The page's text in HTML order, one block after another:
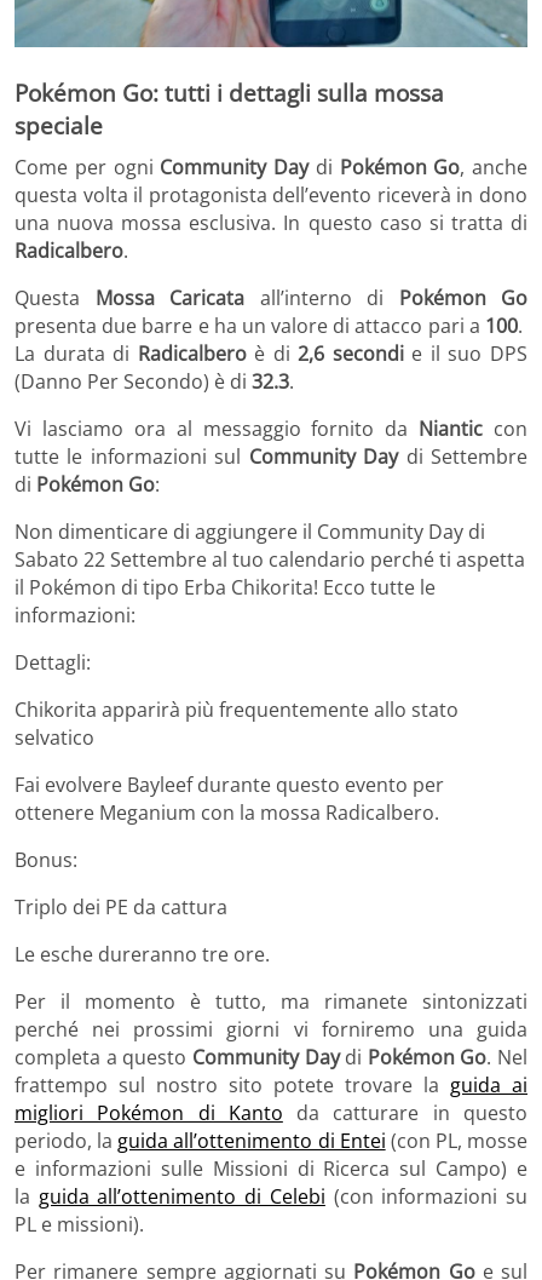
Pokémon Go: tutti i dettagli sulla mossa
speciale
Come per ogni Community Daydi Pokémon Go, anche
questa volta il protagonista dell’evento riceverà in dono
una nuova mossa esclusiva. In questo caso si tratta di
Radicalbero.
Questa Mossa Caricata all’interno di Pokémon Go
presenta due barre e ha un valore di attacco pari a 100.
La durata di Radicalberoè di 2,6 secondie il suo DPS
(Danno Per Secondo) è di 32.3.
Vi lasciamo ora al messaggio fornito da Niantic con
tutte le informazioni sul Community Daydi Settembre
di Pokémon Go:
Non dimenticare di aggiungere il Community Day di
Sabato 22 Settembre al tuo calendario perché ti aspetta
il Pokémon di tipo Erba Chikorita! Ecco tutte le
informazioni:
Dettagli:
Chikorita apparirà più frequentemente allo stato
selvatico
Fai evolvere Bayleef durante questo evento per
ottenere Meganium con la mossa Radicalbero.
Bonus:
Triplo dei PE da cattura
Le esche dureranno tre ore.
Per il momento è tutto, ma rimanete sintonizzati
perché nei prossimi giorni vi forniremo una guida
completa a questo Community Daydi Pokémon Go. Nel
frattempo sul nostro sito potete trovare la guida ai
migliori Pokémon di Kanto da catturare in questo
periodo, la guida all’ottenimento di Entei (con PL, mosse
e informazioni sulle Missioni di Ricerca sul Campo) e
la guida all’ottenimento di Celebi (con informazioni su
PL e missioni).
Per rimanere sempre aggiornati su Pokémon Goe sul